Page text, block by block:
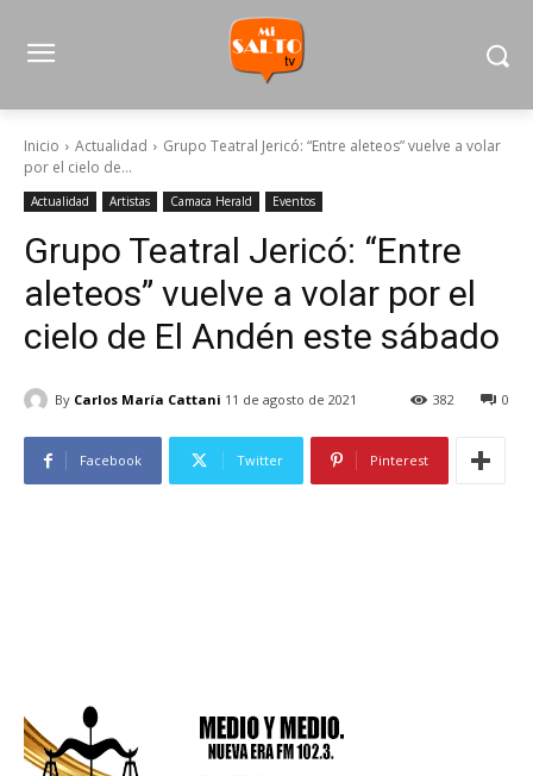
Inicio Actualidad
Grupo Teatral Jericó: “Entre aleteos” vuelve a volar
por el cielo de...
Actualidad Artistas Camaca Herald Eventos
Grupo Teatral Jericó: “Entre
aleteos” vuelve a volar por el
cielo de El Andén este sábado
By Carlos María Cattani 11 de agosto de 2021 0
382
Facebook Twitter Pinterest